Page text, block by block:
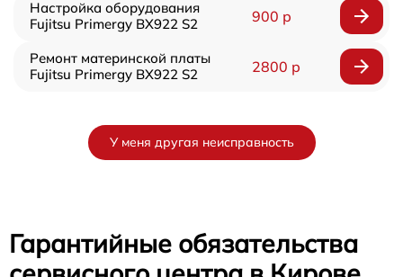
Настройка оборудования
Fujitsu Primergy BX922 S2
900 р
Ремонт материнской платы
Fujitsu Primergy BX922 S2
2800 р
У меня другая неисправность
Гарантийные обязательства